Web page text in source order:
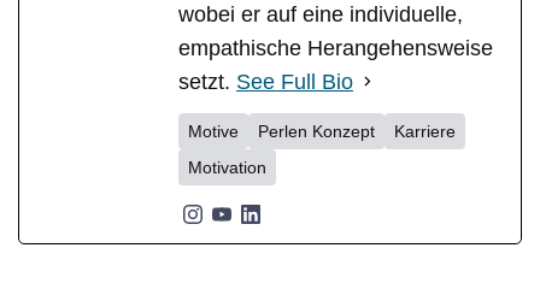
wobei er auf eine individuelle,
empathische Herangehensweise
setzt. See Full Bio
Motive Perlen Konzept
Karriere
Motivation